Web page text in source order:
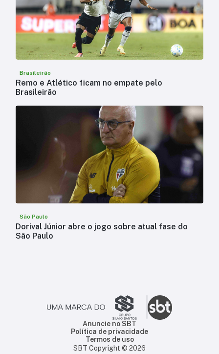
Brasileirão
Remo e Atlético ficam no empate pelo
Brasileirão
São Paulo
Dorival Júnior abre o jogo sobre atual fase do
São Paulo
Anuncie no SBT
Política de privacidade
Termos de uso
SBT Copyright © 2026